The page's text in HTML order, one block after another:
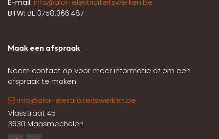
E-mail: info@alor-elektriciteitswerken.be
BTW: BE 0758.366.487
Maak een afspraak
Neem contact op voor meer informatie of om een
afspraak te maken.
info@alor-elektriciteitswerken.be
Vlasstraat 45
3630 Maasmechelen